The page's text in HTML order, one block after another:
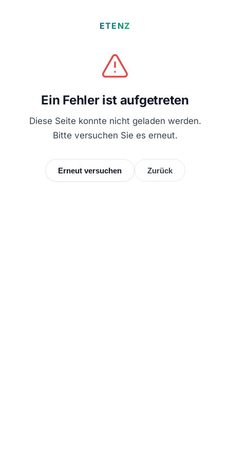
ETENZ
Ein Fehler ist aufgetreten
Diese Seite konnte nicht geladen werden.
Bitte versuchen Sie es erneut.
Erneut versuchen Zurück